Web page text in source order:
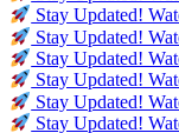
Stay Updated!
Stay Updated!
Stay Updated!
Stay Updated!
Stay Updated!
Stay Updated!